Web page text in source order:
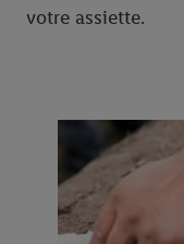
votre assiette.